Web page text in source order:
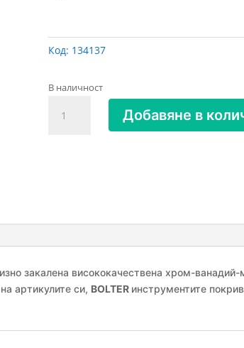
Код: 134137
В наличност
Добавяне в
закалена висококачествена хром-
артикулите си, BOLTER инструментите